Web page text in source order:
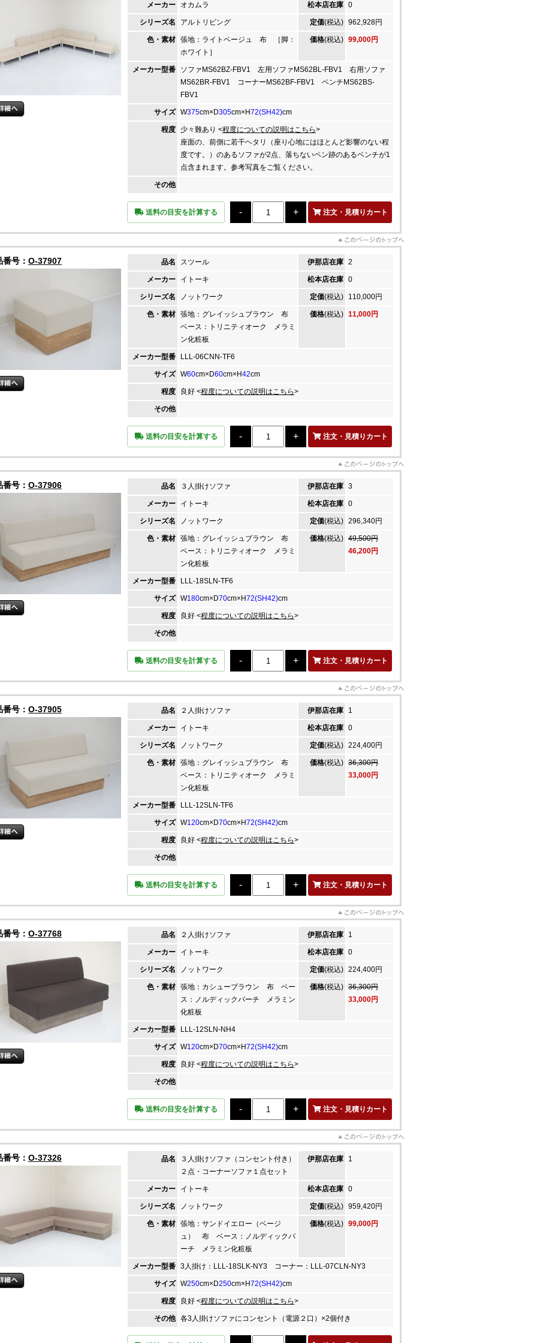
メーカー オカムラ 松本店在庫 0
シリーズ名 アルトリビング 定価(税込) 962,928円
色・素材 張地：ライトベージュ 布 ［脚：
ホワイト］
価格(税込) 99,000円
メーカー型番
ソファMS62BZ-FBV1 左用ソファMS62BL-FBV1 右用ソファ
MS62BR-FBV1 コーナーMS62BF-FBV1 ベンチMS62BS-
FBV1
サイズ W375cm×D305cm×H72(SH42)cm
程度 少々難あり <程度についての説明はこちら>
座面の、前側に若干ヘタリ（座り心地にはほとんど影響のない程
度です。）のあるソファが2点、落ちないペン跡のあるベンチが1
点含まれます。参考写真をご覧ください。
その他
送料の目安を計算する 注文・見積りカート
番号： O-37907 品名 スツール 伊那店在庫 2
メーカー イトーキ 松本店在庫 0
シリーズ名 ノットワーク 定価(税込) 110,000円
色・素材 張地：グレイッシュブラウン 布
ベース：トリニティオーク メラミ
ン化粧板
価格(税込) 11,000円
メーカー型番 LLL-06CNN-TF6
サイズ W60cm×D60cm×H42cm
程度 良好 <程度についての説明はこちら>
その他
送料の目安を計算する 注文・見積りカート
番号： O-37906 品名 ３人掛けソファ 伊那店在庫 3
メーカー イトーキ 松本店在庫 0
シリーズ名 ノットワーク 定価(税込) 296,340円
色・素材 張地：グレイッシュブラウン 布
ベース：トリニティオーク メラミ
ン化粧板
価格(税込) 49,500円
46,200円
メーカー型番 LLL-18SLN-TF6
サイズ W180cm×D70cm×H72(SH42)cm
程度 良好 <程度についての説明はこちら>
その他
送料の目安を計算する 注文・見積りカート
番号： O-37905 品名 ２人掛けソファ 伊那店在庫 1
メーカー イトーキ 松本店在庫 0
シリーズ名 ノットワーク 定価(税込) 224,400円
色・素材 張地：グレイッシュブラウン 布
ベース：トリニティオーク メラミ
ン化粧板
価格(税込) 36,300円
33,000円
メーカー型番 LLL-12SLN-TF6
サイズ W120cm×D70cm×H72(SH42)cm
程度 良好 <程度についての説明はこちら>
その他
送料の目安を計算する 注文・見積りカート
番号： O-37768 品名 ２人掛けソファ 伊那店在庫 1
メーカー イトーキ 松本店在庫 0
シリーズ名 ノットワーク 定価(税込) 224,400円
色・素材 張地：カシューブラウン 布 ベー
ス：ノルディックパーチ メラミン
化粧板
価格(税込) 36,300円
33,000円
メーカー型番 LLL-12SLN-NH4
サイズ W120cm×D70cm×H72(SH42)cm
程度 良好 <程度についての説明はこちら>
その他
送料の目安を計算する 注文・見積りカート
番号： O-37326 品名
３人掛けソファ（コンセント付き）
２点・コーナーソファ１点セット
伊那店在庫 1
メーカー イトーキ 松本店在庫 0
シリーズ名 ノットワーク 定価(税込) 959,420円
色・素材 張地：サンドイエロー（ベージ
ュ） 布 ベース：ノルディックパ
ーチ メラミン化粧板
価格(税込) 99,000円
メーカー型番 3人掛け：LLL-18SLK-NY3 コーナー：LLL-07CLN-NY3
サイズ W250cm×D250cm×H72(SH42)cm
程度 良好 <程度についての説明はこちら>
その他 各3人掛けソファにコンセント（電源２口）×2個付き